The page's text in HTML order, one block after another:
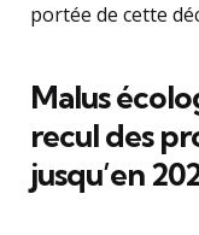
portée de cette
Malus
recul des
jusqu’en